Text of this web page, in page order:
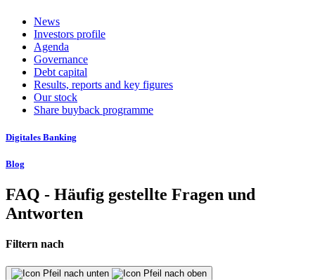
News
Investors profile
Agenda
Governance
Debt capital
Results, reports and key figures
Our stock
Share buyback programme
Digitales Banking
Blog
FAQ - Häufig gestellte Fragen und
Antworten
Filtern nach